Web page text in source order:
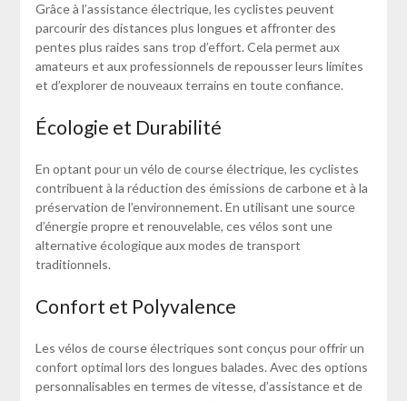
Grâce à l’assistance électrique, les cyclistes peuvent
parcourir des distances plus longues et affronter des
pentes plus raides sans trop d’effort. Cela permet aux
amateurs et aux professionnels de repousser leurs limites
et d’explorer de nouveaux terrains en toute confiance.
Écologie et Durabilité
En optant pour un vélo de course électrique, les cyclistes
contribuent à la réduction des émissions de carbone et à la
préservation de l’environnement. En utilisant une source
d’énergie propre et renouvelable, ces vélos sont une
alternative écologique aux modes de transport
traditionnels.
Confort et Polyvalence
Les vélos de course électriques sont conçus pour offrir un
confort optimal lors des longues balades. Avec des options
personnalisables en termes de vitesse, d’assistance et de